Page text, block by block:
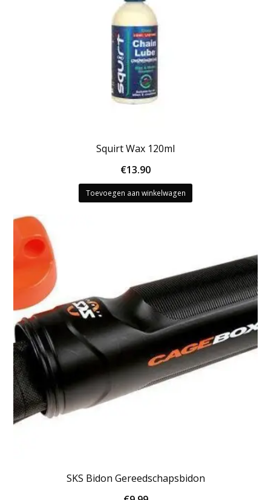
Squirt Wax 120ml
€13.90
Toevoegen aan winkelwagen
SKS Bidon Gereedschapsbidon